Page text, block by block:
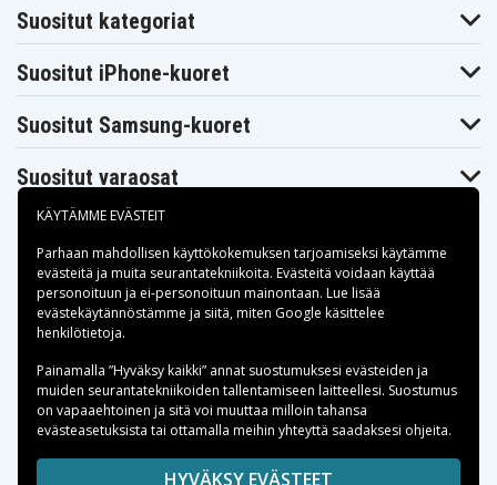
Tekniikkaosilta löydät aina halpaa elektroniikkaa,
olitpa sitten korjaamassa, päivittämässä tai
hankkimassa jotain uutta puhelimeen, tablettiin tai
muuhun tekniikkaan. Tarjoamme nopean toimituksen,
turvalliset ostot ja hyvät asiakasarviot – et tule
pettymään.
Suositut kategoriat
Suositut iPhone-kuoret
Suositut Samsung-kuoret
Suositut varaosat
Maksuvaihtoehdot
Toimitusvaihtoehdot
Copyright © 2026, Spares Nordic AB
KÄYTÄMME EVÄSTEIT
Parhaan mahdollisen käyttökokemuksen tarjoamiseksi käytämme
evästeitä ja muita seurantatekniikoita. Evästeitä voidaan käyttää
personoituun ja ei-personoituun mainontaan. Lue lisää
evästekäytännöstämme ja siitä, miten Google käsittelee
henkilötietoja.
Painamalla ”Hyväksy kaikki” annat suostumuksesi evästeiden ja
muiden seurantatekniikoiden tallentamiseen laitteellesi. Suostumus
on vapaaehtoinen ja sitä voi muuttaa milloin tahansa
evästeasetuksista tai ottamalla meihin yhteyttä saadaksesi ohjeita.
HYVÄKSY EVÄSTEET